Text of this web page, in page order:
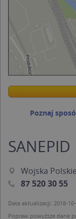
Wstaw tę mapkę
Poznaj
SANEPID
Wojska
87 520 30 55
Data aktualizacji: 2018-
Popraw powyższe dane